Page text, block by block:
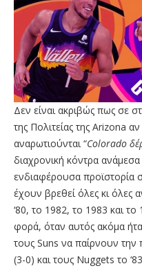
Δεν είναι ακριβώς πως σε
της Πολιτείας της Arizona
αναρωτιούνται “Colorado
διαχρονική κόντρα
ενδιαφέρουσα προϊστορία
έχουν βρεθεί όλες κι όλες
‘80, το 1982, το 1983 και
φορά, όταν αυτός ακόμα
τους Suns να παίρνουν την
(3-0) και τους Nuggets το